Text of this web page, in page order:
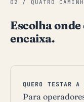
02 / QUATRO
Escolha
encaixa.
QUERO TESTAR
Para